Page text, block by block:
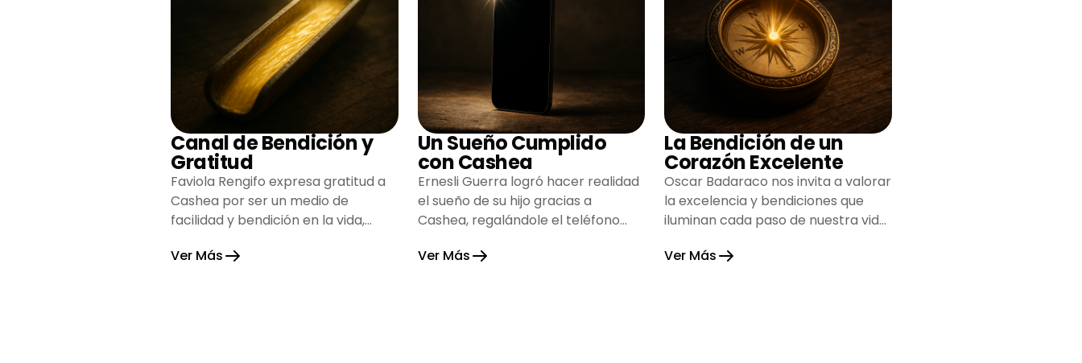
Canal de Bendición y
Gratitud
Faviola Rengifo expresa gratitud a
Cashea por ser un medio de
facilidad y bendición en la vida,
esperanza.
Ver Más
Un Sueño Cumplido
con Cashea
Ernesli Guerra logró hacer realidad
el sueño de su hijo gracias a
Cashea, regalándole el teléfono
alegría su hogar.
Ver Más
La Bendición de un
Corazón Excelente
Oscar Badaraco nos invita a valorar
la excelencia y bendiciones que
iluminan cada paso de nuestra vida,
gratitud y fortaleza.
Ver Más